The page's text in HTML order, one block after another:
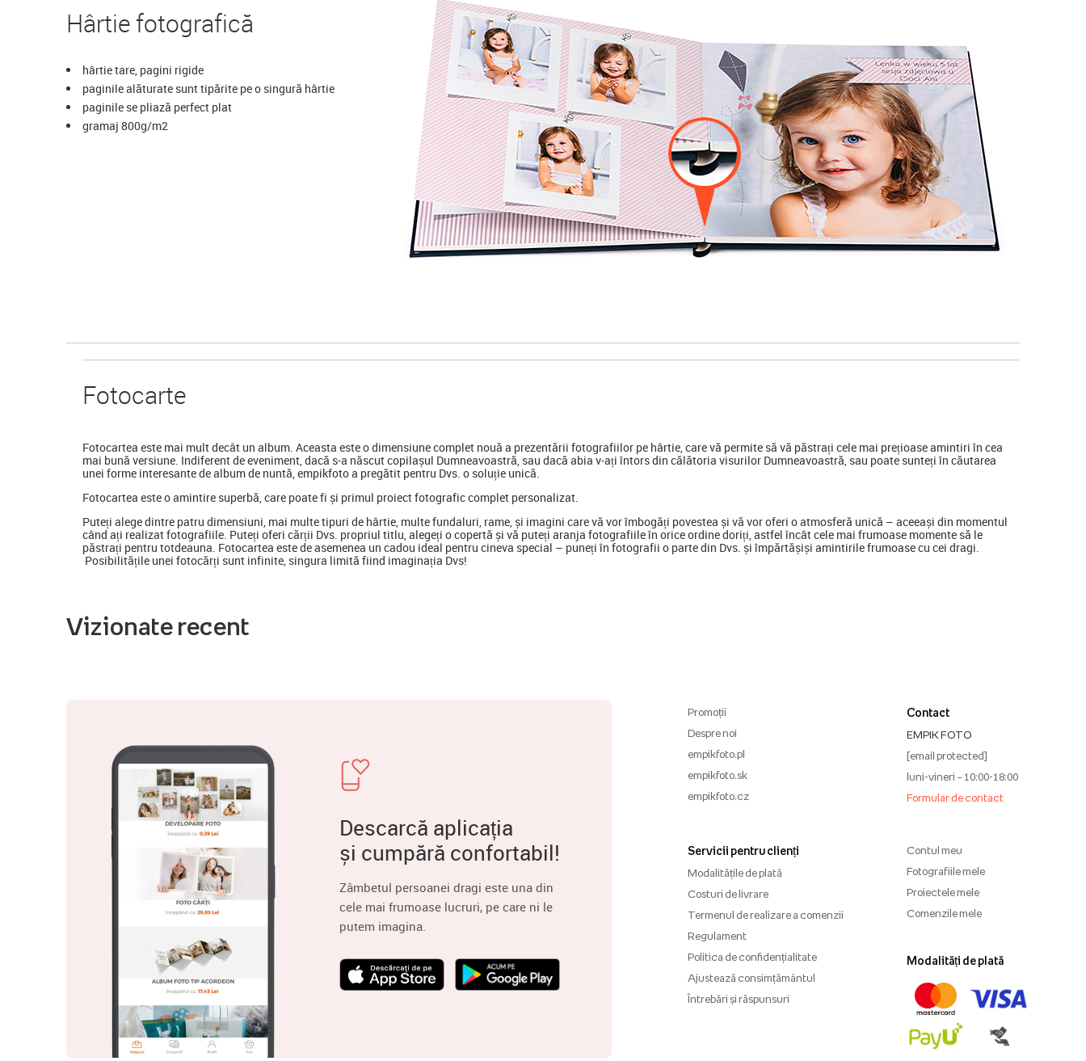
Hârtie fotografică
hârtie tare, pagini rigide
paginile alăturate sunt tipărite pe o singură hârtie
paginile se pliază perfect plat
gramaj 800g/m2
Fotocarte
Fotocartea este mai mult decât un album. Aceasta este o dimensiune complet nouă a prezentării fotografiilor pe hârtie, care vă permite să vă păstrați cele mai prețioase amintiri în cea
mai bună versiune. Indiferent de eveniment, dacă s-a născut copilașul Dumneavoastră, sau dacă abia v-ați întors din călătoria visurilor Dumneavoastră, sau poate sunteți în căutarea
unei forme interesante de album de nuntă, empikfoto a pregătit pentru Dvs. o soluție unică.
Fotocartea este o amintire superbă, care poate fi și primul proiect fotografic complet personalizat.
Puteți alege dintre patru dimensiuni, mai multe tipuri de hârtie, multe fundaluri, rame, și imagini care vă vor îmbogăți povestea și vă vor oferi o atmosferă unică – aceeași din momentul
când ați realizat fotografiile. Puteți oferi cărții Dvs. propriul titlu, alegeți o copertă și vă puteți aranja fotografiile în orice ordine doriți, astfel încât cele mai frumoase momente să le
păstrați pentru totdeauna. Fotocartea este de asemenea un cadou ideal pentru cineva special – puneți în fotografii o parte din Dvs. și împărtășiși amintirile frumoase cu cei dragi.
Posibilitățile unei fotocărți sunt infinite, singura limită fiind imaginația Dvs!
Vizionate recent
Descarcă aplicația
și cumpără confortabil!
Zâmbetul persoanei dragi este una din
cele mai frumoase lucruri, pe care ni le
putem imagina.
Promoții
Despre noi
empikfoto.pl
empikfoto.sk
empikfoto.cz
Servicii pentru clienți
Modalitățile de plată
Costuri de livrare
Termenul de realizare a comenzii
Regulament
Politica de confidențialitate
Ajustează consimțământul
Întrebări și răspunsuri
Contact
EMPIK FOTO
[email protected]
luni-vineri – 10:00-18:00
Formular de contact
Contul meu
Fotografiile mele
Proiectele mele
Comenzile mele
Modalități de plată